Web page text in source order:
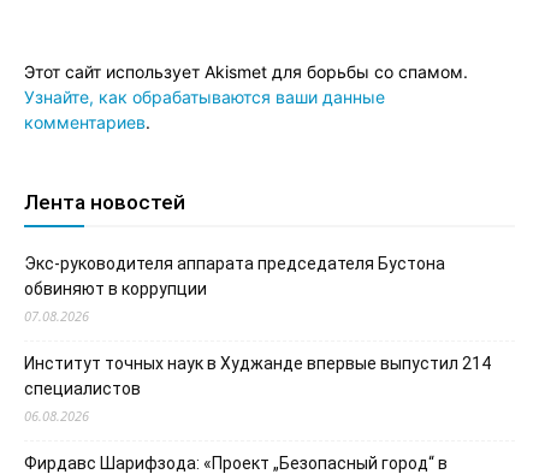
Этот сайт использует Akismet для борьбы со спамом.
Узнайте, как обрабатываются ваши данные
комментариев.
Лента новостей
Экс-руководителя аппарата председателя Бустона
обвиняют в коррупции
07.08.2026
Институт точных наук в Худжанде впервые выпустил 214
специалистов
06.08.2026
Фирдавс Шарифзода: «Проект „Безопасный город“ в